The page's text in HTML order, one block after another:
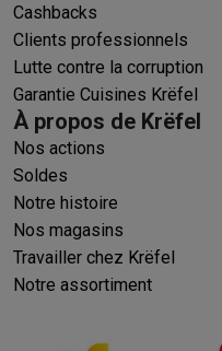
Cashbacks
Clients professionnels
Lutte contre la corruption
Garantie Cuisines Krëfel
À propos de Krëfel
Nos actions
Soldes
Notre histoire
Nos magasins
Travailler chez Krëfel
Notre assortiment